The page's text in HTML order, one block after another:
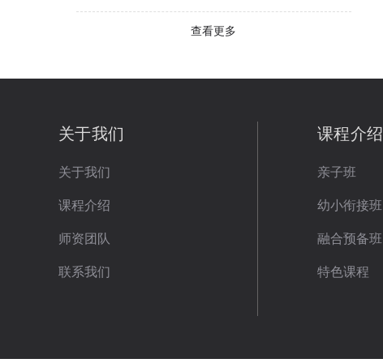
查看更多
关于我们
关于我们
课程介绍
师资团队
联系我们
课程介绍
亲子班
幼小衔接班
融合预备班
特色课程